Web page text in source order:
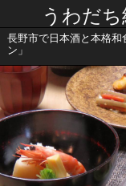
うわだ
長野市で日本酒と本格和
ン」